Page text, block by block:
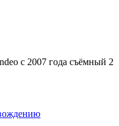
с 2007 года съёмный 2